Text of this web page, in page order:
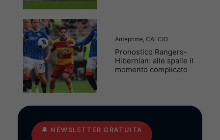
Anteprime, CALCIO
Pronostico Rangers-
Hibernian: alle spalle il
momento complicato
🔔 NEWSLETTER GRATUITA